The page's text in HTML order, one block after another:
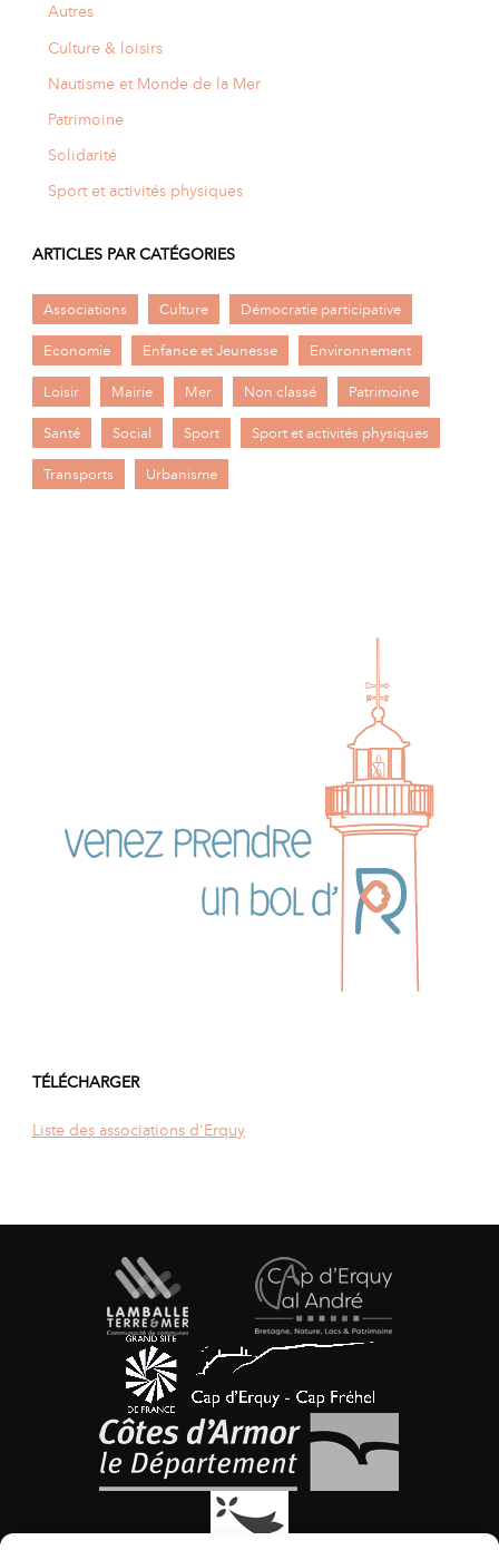
Autres
Culture & loisirs
Nautisme et Monde de la Mer
Patrimoine
Solidarité
Sport et activités physiques
ARTICLES PAR CATÉGORIES
Associations Culture Démocratie participative
Economie Enfance et Jeunesse Environnement
Loisir Mairie Mer Non classé Patrimoine
Santé Social Sport Sport et activités physiques
Transports Urbanisme
TÉLÉCHARGER
Liste des associations d'Erquy